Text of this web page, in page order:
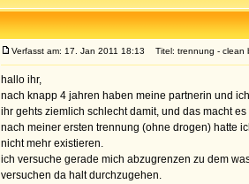
Verfasst am: 17. Jan 2011 18:13 Titel: trennung - clean
hallo ihr,
nach knapp 4 jahren haben meine partnerin und
ihr gehts ziemlich schlecht damit, und das macht
nach meiner ersten trennung (ohne drogen) hatte
nicht mehr existieren.
ich versuche gerade mich abzugrenzen zu dem
versuchen da halt durchzugehen.